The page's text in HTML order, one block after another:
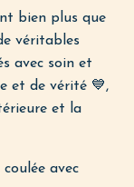
bien plus que
véritables
avec soin et
et de vérité 💙,
et la
avec